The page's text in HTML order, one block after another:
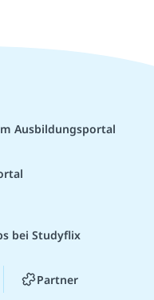
Ausbildungsportal
bei Studyflix
Partner